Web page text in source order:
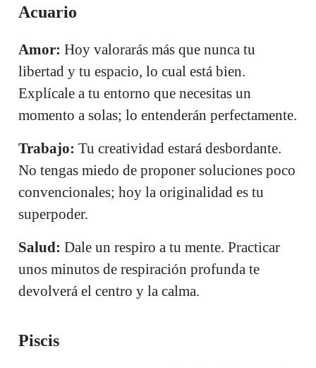
Acuario
Amor: Hoy valorarás más que nunca tu
libertad y tu espacio, lo cual está bien.
Explícale a tu entorno que necesitas un
momento a solas; lo entenderán perfectamente.
Trabajo: Tu creatividad estará desbordante.
No tengas miedo de proponer soluciones poco
convencionales; hoy la originalidad es tu
superpoder.
Salud: Dale un respiro a tu mente. Practicar
unos minutos de respiración profunda te
devolverá el centro y la calma.
Piscis